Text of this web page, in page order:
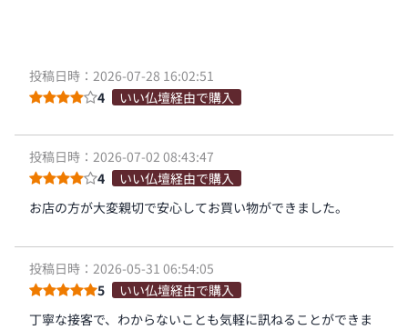
投稿日時：2026-07-28 16:02:51
4
いい仏壇経由で購入
投稿日時：2026-07-02 08:43:47
4
いい仏壇経由で購入
お店の方が大変親切で安心してお買い物ができました。
投稿日時：2026-05-31 06:54:05
5
いい仏壇経由で購入
丁寧な接客で、わからないことも気軽に訊ねることができま